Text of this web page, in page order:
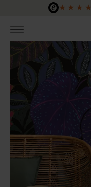
Zum Hauptinhalt springen
★ ★ ★ ★